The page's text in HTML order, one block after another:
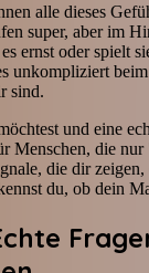
alle dieses
super, aber im
ernst oder spielt
unkompliziert
sind.
und eine
Menschen, die
die dir
du, ob dein